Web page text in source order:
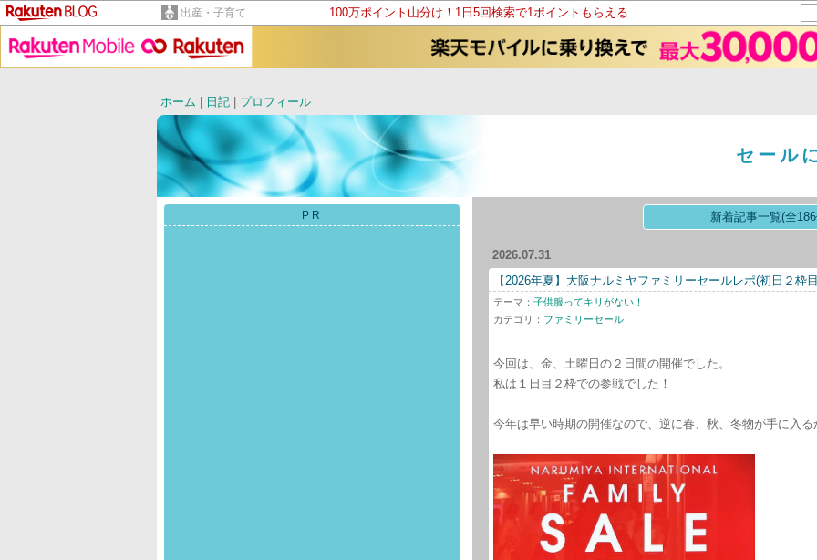
出産・子育て 100万ポイント山分け！1日5回検索で1ポイントもらえる
ホーム 日記 プロフィール
セール
PR 新着記事一覧(全
2026.07.31
【2026年夏】大阪ナルミヤファミリーセールレポ(初日２枠
テーマ：子供服ってキリがない！
カテゴリ： ファミリーセール
今回は、金、土曜日の２日間の開催でした。
私は１日目２枠での参戦でした！
今年は早い時期の開催なので、逆に春、秋、冬物が手に入